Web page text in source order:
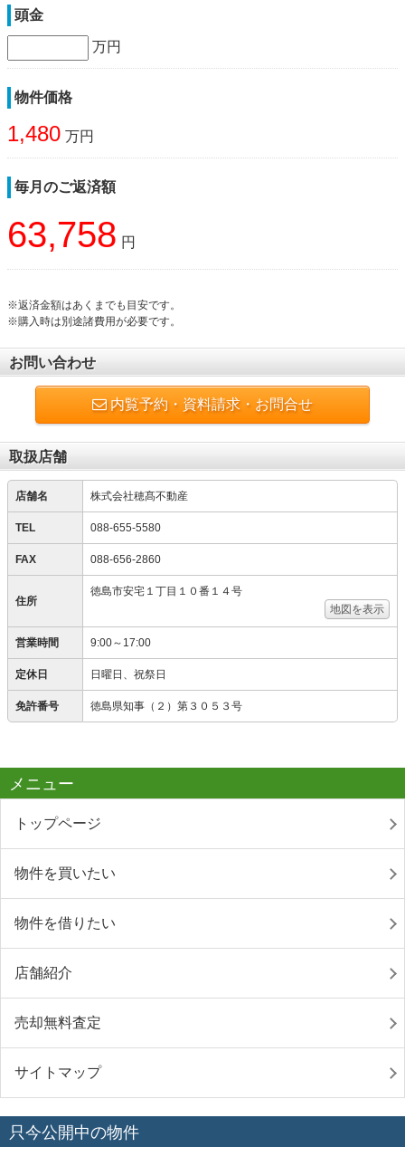
頭金
万円
物件価格
1,480 万円
毎月のご返済額
63,758 円
※返済金額はあくまでも目安です。
※購入時は別途諸費用が必要です。
お問い合わせ
内覧予約・資料請求・お問合せ
取扱店舗
店舗名 株式会社穂髙不動産
TEL 088-655-5580
FAX 088-656-2860
住所
徳島市安宅１丁目１０番１４号
地図を表示
営業時間 9:00～17:00
定休日 日曜日、祝祭日
免許番号 徳島県知事（２）第３０５３号
メニュー
トップページ
物件を買いたい
物件を借りたい
店舗紹介
売却無料査定
サイトマップ
只今公開中の物件